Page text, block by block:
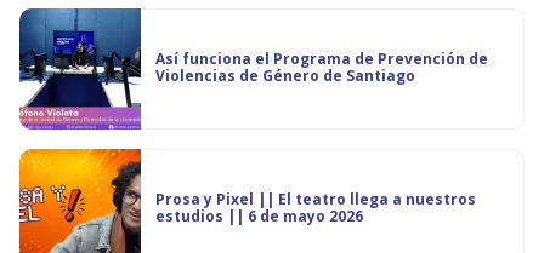
Así funciona el Programa de Prevención de
Violencias de Género de Santiago
Prosa y Pixel || El teatro llega a nuestros
estudios || 6 de mayo 2026